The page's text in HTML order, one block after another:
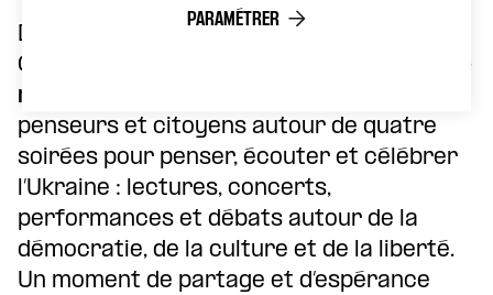
Du 10 au 13 décembre, le Théâtre de la
Concorde devient
un lieu de dialogue et de
résistance
penseurs et citoyens autour de quatre
soirées pour penser, écouter et célébrer
l’Ukraine : lectures, concerts,
performances et débats autour de la
démocratie, de la culture et de la liberté.
Un moment de partage et d’espérance
PARAMÉTRER